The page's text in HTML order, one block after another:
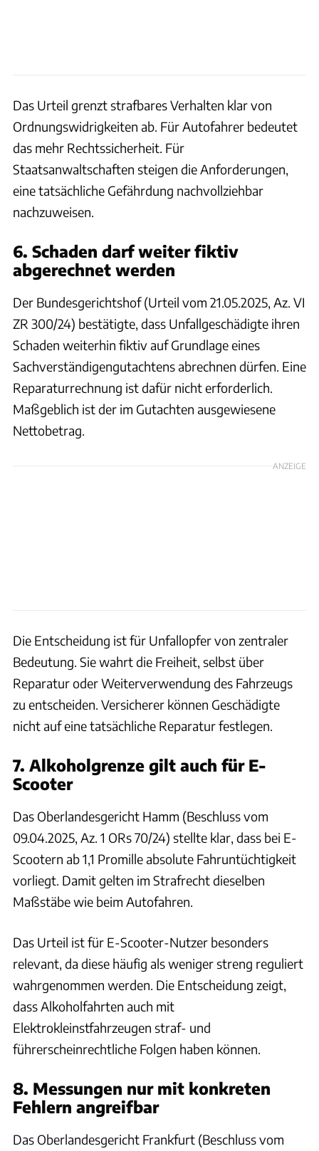
Das Urteil grenzt strafbares Verhalten klar von
Ordnungswidrigkeiten ab. Für Autofahrer bedeutet
das mehr Rechtssicherheit. Für
Staatsanwaltschaften steigen die Anforderungen,
eine tatsächliche Gefährdung nachvollziehbar
nachzuweisen.
6. Schaden darf weiter fiktiv
abgerechnet werden
Der Bundesgerichtshof (Urteil vom 21.05.2025, Az. VI
ZR 300/24) bestätigte, dass Unfallgeschädigte ihren
Schaden weiterhin fiktiv auf Grundlage eines
Sachverständigengutachtens abrechnen dürfen. Eine
Reparaturrechnung ist dafür nicht erforderlich.
Maßgeblich ist der im Gutachten ausgewiesene
Nettobetrag.
ANZEIGE
Die Entscheidung ist für Unfallopfer von zentraler
Bedeutung. Sie wahrt die Freiheit, selbst über
Reparatur oder Weiterverwendung des Fahrzeugs
zu entscheiden. Versicherer können Geschädigte
nicht auf eine tatsächliche Reparatur festlegen.
7. Alkoholgrenze gilt auch für E-
Scooter
Das Oberlandesgericht Hamm (Beschluss vom
09.04.2025, Az. 1 ORs 70/24) stellte klar, dass bei E-
Scootern ab 1,1 Promille absolute Fahruntüchtigkeit
vorliegt. Damit gelten im Strafrecht dieselben
Maßstäbe wie beim Autofahren.
Das Urteil ist für E-Scooter-Nutzer besonders
relevant, da diese häufig als weniger streng reguliert
wahrgenommen werden. Die Entscheidung zeigt,
dass Alkoholfahrten auch mit
Elektrokleinstfahrzeugen straf- und
führerscheinrechtliche Folgen haben können.
8. Messungen nur mit konkreten
Fehlern angreifbar
Das Oberlandesgericht Frankfurt (Beschluss vom